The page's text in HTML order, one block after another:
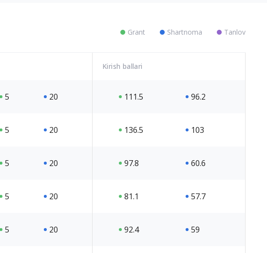
Grant Shartnoma Tanlov
Kirish ballari
5 20 111.5 96.2
5 20 136.5 103
5 20 97.8 60.6
5 20 81.1 57.7
5 20 92.4 59